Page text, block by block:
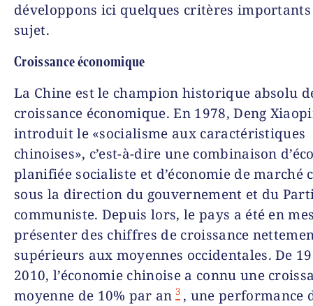
développons ici quelques critères importants
sujet.
Croissance économique
La Chine est le champion historique absolu
croissance économique. En 1978, Deng
introduit le «socialisme aux caractéristiques
chinoises», c’est-à-dire une combinaison
planifiée socialiste et d’économie de marché
sous la direction du gouvernement et du
communiste. Depuis lors, le pays a été en
présenter des chiffres de croissance
supérieurs aux moyennes occidentales. De
2010, l’économie chinoise a connu une
moyenne de 10% par an 3 , une performance